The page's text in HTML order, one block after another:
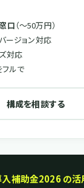
口 （〜50万円）
ージョン対応
対応
ルで
構成を相談する
入補助金2026 の